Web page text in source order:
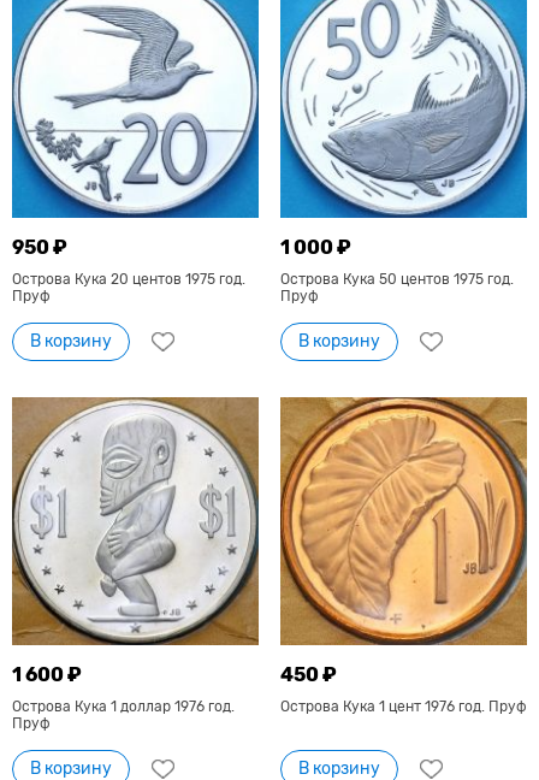
950 ₽
Острова Кука 20 центов 1975 год.
Пруф
В корзину
1 000 ₽
Острова Кука 50 центов 1975 год.
Пруф
В корзину
1 600 ₽
Острова Кука 1 доллар 1976 год.
Пруф
В корзину
450 ₽
Острова Кука 1 цент 1976 год. Пруф
В корзину